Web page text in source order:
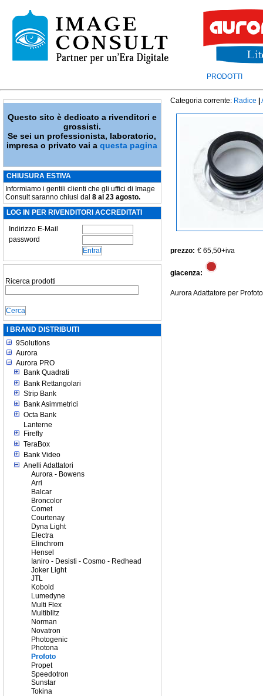
PRODOTTI
Questo sito è dedicato a rivenditori e
grossisti.
Se sei un professionista, laboratorio,
impresa o privato vai aquesta pagina
CHIUSURA ESTIVA
Informiamo i gentili clienti che gli uffici di Image
Consult saranno chiusi dal 8 al 23 agosto.
LOG IN PER RIVENDITORI ACCREDITATI
Indirizzo E-Mail
password
Ricerca prodotti
I BRAND DISTRIBUITI
9Solutions
Aurora
Aurora PRO
Bank Quadrati
Bank Rettangolari
Strip Bank
Bank Asimmetrici
Octa Bank
Lanterne
Firefly
TeraBox
Bank Video
Anelli Adattatori
Aurora - Bowens
Arri
Balcar
Broncolor
Comet
Courtenay
Dyna Light
Electra
Elinchrom
Hensel
Ianiro - Desisti - Cosmo - Redhead
Joker Light
JTL
Kobold
Lumedyne
Multi Flex
Multiblitz
Norman
Novatron
Photogenic
Photona
Profoto
Propet
Speedotron
Sunstar
Tokina
Categoria corrente: Radice
prezzo: € 65,50+iva
giacenza:
Aurora Adattatore per